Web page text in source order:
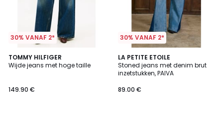
30% VANAF 2*
TOMMY HILFIGER
Wijde jeans met hoge taille
149.90 €
4
/
30% VANAF 2*
LA PETITE ETOILE
Stoned jeans met denim brut
inzetstukken, PAIVA
89.00 €